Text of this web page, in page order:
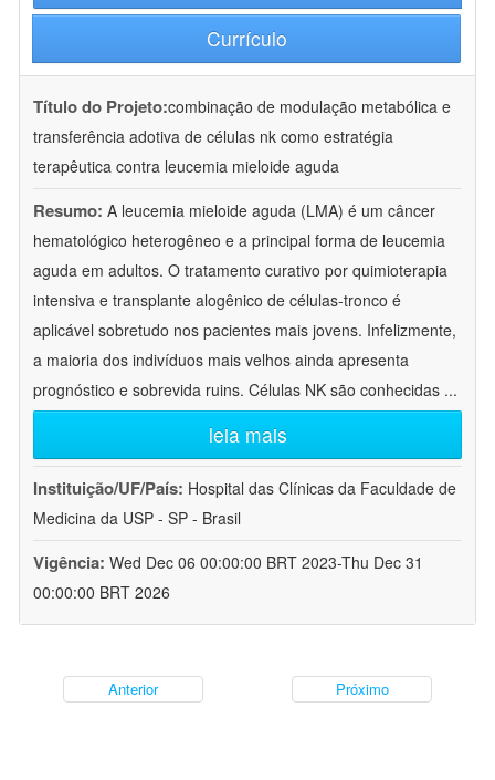
Currículo
Título do Projeto:combinação de modulação metabólica e
transferência adotiva de células nk como estratégia
terapêutica contra leucemia mieloide aguda
Resumo: A leucemia mieloide aguda (LMA) é um câncer
hematológico heterogêneo e a principal forma de leucemia
aguda em adultos. O tratamento curativo por quimioterapia
intensiva e transplante alogênico de células-tronco é
aplicável sobretudo nos pacientes mais jovens. Infelizmente,
a maioria dos indivíduos mais velhos ainda apresenta
prognóstico e sobrevida ruins. Células NK são conhecidas ...
leia mais
Instituição/UF/País: Hospital das Clínicas da Faculdade de
Medicina da USP - SP - Brasil
Vigência: Wed Dec 06 00:00:00 BRT 2023-Thu Dec 31
00:00:00 BRT 2026
Anterior Próximo